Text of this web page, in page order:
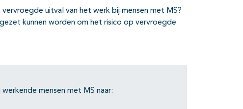
uitval van het werk bij mensen met MS?
kunnen worden om het risico op vervroegde
mensen met MS naar: